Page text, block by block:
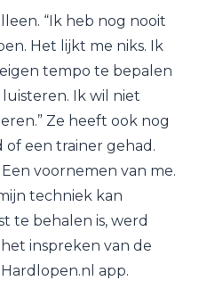
“Ik heb nog nooit
Het lijkt me niks. Ik
tempo te bepalen
Ik wil niet
Ze heeft ook nog
een trainer gehad.
voornemen van me.
techniek kan
te behalen is, werd
inspreken van de
app.